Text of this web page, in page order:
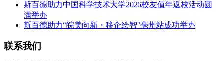
斯百德助力中国科学技术大学2026校友值年返校活动圆
满举办
斯百德助力“皖美向新・移企绘智”亳州站成功举办
联系我们